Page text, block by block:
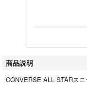
商品説明
CONVERSE ALL STARスニ